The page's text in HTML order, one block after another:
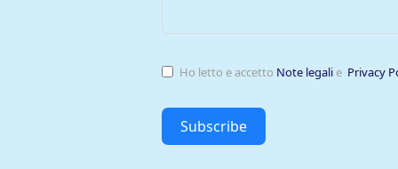
Ho letto e accetto Note legalie Privacy
Subscribe